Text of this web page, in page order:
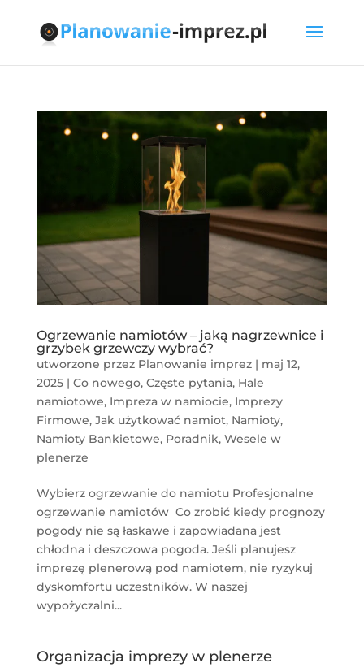
Ogrzewanie namiotów – jaką nagrzewnice i
grzybek grzewczy wybrać?
utworzone przez Planowanie imprez| maj 12,
2025| Co nowego, Częste pytania, Hale
namiotowe, Impreza w namiocie, Imprezy
Firmowe, Jak użytkować namiot, Namioty,
Namioty Bankietowe, Poradnik, Wesele w
plenerze
Wybierz ogrzewanie do namiotu Profesjonalne
ogrzewanie namiotów Co zrobić kiedy prognozy
pogody nie są łaskawe i zapowiadana jest
chłodna i deszczowa pogoda. Jeśli planujesz
imprezę plenerową pod namiotem, nie ryzykuj
dyskomfortu uczestników. W naszej
wypożyczalni...
Organizacja imprezy w plenerze